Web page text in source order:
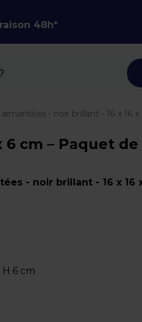
48h*
- noir brillant - 16 x 16
cm – Paquet de
- noir brillant - 16 x 16
H 6 cm